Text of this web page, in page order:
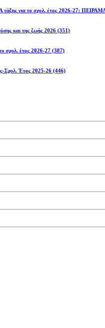
Α τάξης για το σχολ. έτος 2026-
και της ζωής 2026 (351)
σχολ. έτος 2026-27 (387)
Σχολ. Έτος 2025-26 (446)